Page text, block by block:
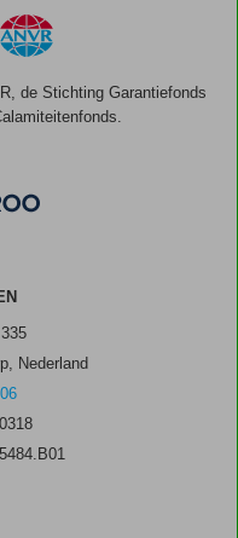
de Stichting Garantiefonds
Nederland